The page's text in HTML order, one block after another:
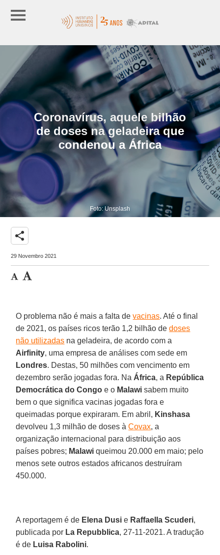
Coronavírus, aquele bilhão
de doses na geladeira que
condenou a África
Foto: Unsplash
share
29 Novembro 2021
O problema não é mais a falta devacinas. Até o final
de 2021, os países ricos terão 1,2 bilhão dedoses
não utilizadas na geladeira, de acordo com a
Airfinity, uma empresa de análises com sede em
Londres. Destas, 50 milhões com vencimento em
dezembro serão jogadas fora. Na África, a República
Democrática do Congo e o Malawi sabem muito
bem o que significa vacinas jogadas fora e
queimadas porque expiraram. Em abril, Kinshasa
devolveu 1,3 milhão de doses àCovax, a
organização internacional para distribuição aos
países pobres; Malawi queimou 20.000 em maio; pelo
menos sete outros estados africanos destruíram
450.000.
A reportagem é de Elena Dusi e Raffaella Scuderi,
publicada por La Repubblica, 27-11-2021. A tradução
é de Luisa Rabolini.